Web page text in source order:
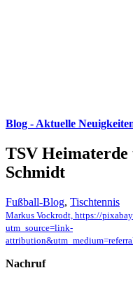
Blog - Aktuelle
TSV
Schmidt
Fußball-Blog, Tischtennis
Markus Vockrodt, https://
utm_source=link-
Nachruf